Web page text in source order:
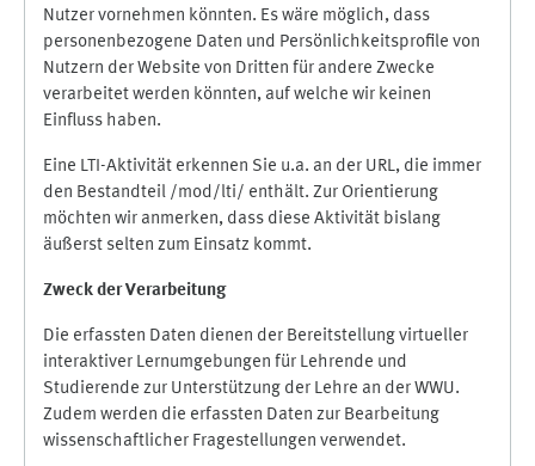
Nutzer vornehmen könnten. Es wäre möglich, dass
personenbezogene Daten und Persönlichkeitsprofile von
Nutzern der Website von Dritten für andere Zwecke
verarbeitet werden könnten, auf welche wir keinen
Einfluss haben.
Eine LTI-Aktivität erkennen Sie u.a. an der URL, die immer
den Bestandteil /mod/lti/ enthält. Zur Orientierung
möchten wir anmerken, dass diese Aktivität bislang
äußerst selten zum Einsatz kommt.
Zweck der Verarbeitung
Die erfassten Daten dienen der Bereitstellung virtueller
interaktiver Lernumgebungen für Lehrende und
Studierende zur Unterstützung der Lehre an der WWU.
Zudem werden die erfassten Daten zur Bearbeitung
wissenschaftlicher Fragestellungen verwendet.